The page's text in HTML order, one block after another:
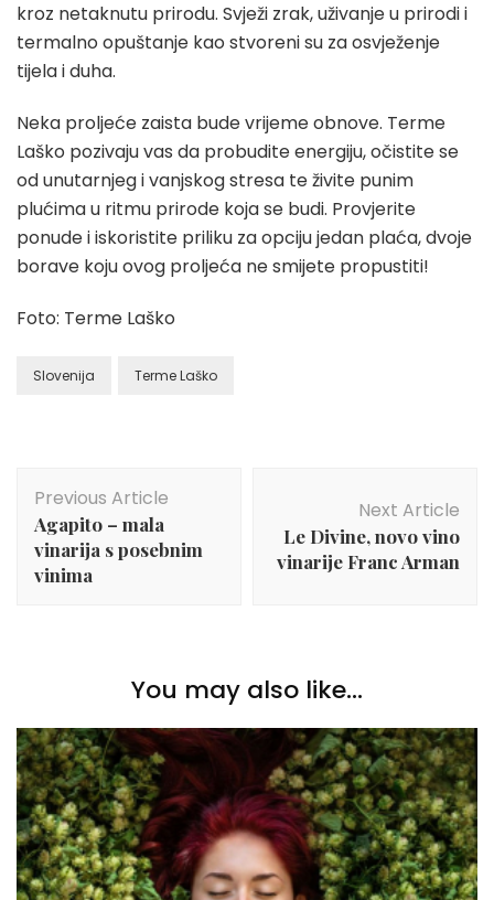
kroz netaknutu prirodu. Svježi zrak, uživanje u prirodi i
termalno opuštanje kao stvoreni su za osvježenje
tijela i duha.
Neka proljeće zaista bude vrijeme obnove. Terme
Laško pozivaju vas da probudite energiju, očistite se
od unutarnjeg i vanjskog stresa te živite punim
plućima u ritmu prirode koja se budi. Provjerite
ponude i iskoristite priliku za opciju jedan plaća, dvoje
borave koju ovog proljeća ne smijete propustiti!
Foto: Terme Laško
Slovenija Terme Laško
Navigation
Previous Article
Agapito – mala
vinarija s posebnim
vinima
Next Article
Le Divine, novo vino
vinarije Franc Arman
You may also like...